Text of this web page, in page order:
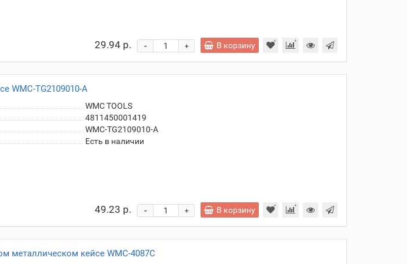
29.94 р. +
- В корзину
WMC-TG2109010-A
WMC TOOLS
4811450001419
WMC-TG2109010-A
Есть в наличии
49.23 р. +
- В корзину
металлическом кейсе WMC-4087C